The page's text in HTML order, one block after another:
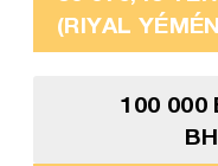
(RIYAL
100 000